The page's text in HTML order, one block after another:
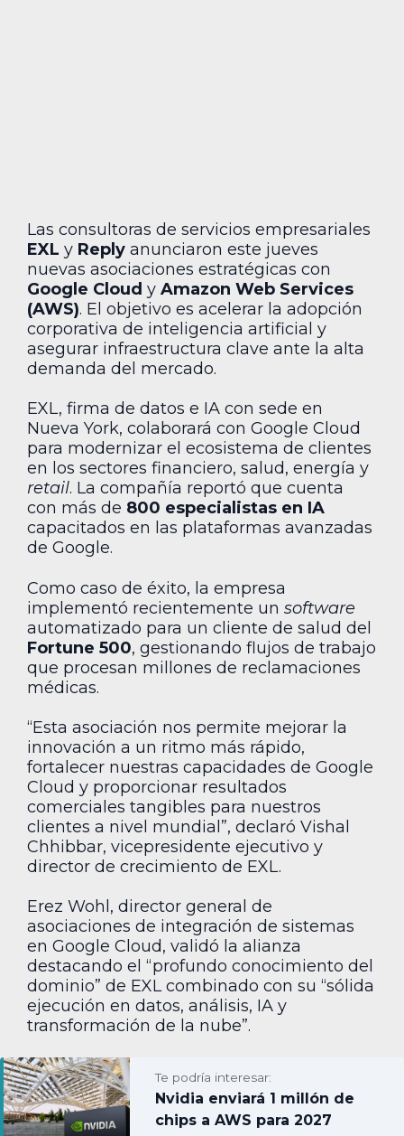
Las consultoras de servicios empresariales
EXL y Reply anunciaron este jueves
nuevas asociaciones estratégicas con
Google Cloud y Amazon Web Services
(AWS). El objetivo es acelerar la adopción
corporativa de inteligencia artificial y
asegurar infraestructura clave ante la alta
demanda del mercado.
EXL, firma de datos e IA con sede en
Nueva York, colaborará con Google Cloud
para modernizar el ecosistema de clientes
en los sectores financiero, salud, energía y
retail. La compañía reportó que cuenta
con más de 800 especialistas en IA
capacitados en las plataformas avanzadas
de Google.
Como caso de éxito, la empresa
implementó recientemente un software
automatizado para un cliente de salud del
Fortune 500, gestionando flujos de trabajo
que procesan millones de reclamaciones
médicas.
“Esta asociación nos permite mejorar la
innovación a un ritmo más rápido,
fortalecer nuestras capacidades de Google
Cloud y proporcionar resultados
comerciales tangibles para nuestros
clientes a nivel mundial”, declaró Vishal
Chhibbar, vicepresidente ejecutivo y
director de crecimiento de EXL.
Erez Wohl, director general de
asociaciones de integración de sistemas
en Google Cloud, validó la alianza
destacando el “profundo conocimiento del
dominio” de EXL combinado con su “sólida
ejecución en datos, análisis, IA y
transformación de la nube”.
Te podría interesar:
Nvidia enviará 1 millón de
chips a AWS para 2027